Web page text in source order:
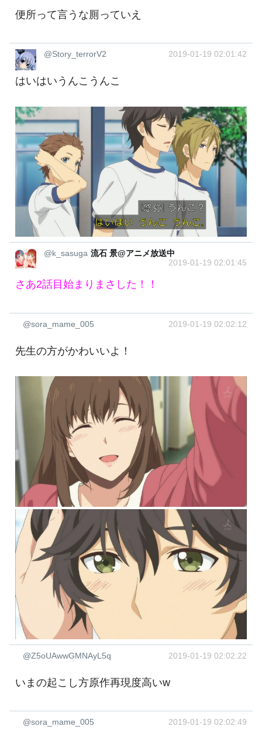
便所って言うな厠っていえ
@Story_terrorV2 2019-01-19 02:01:42
はいはいうんこうんこ
@k_sasuga 流石 景@アニメ放送中
2019-01-19 02:01:45
さあ2話目始まりまさした！！
@sora_mame_005 2019-01-19 02:02:12
先生の方がかわいいよ！
@Z5oUAwwGMNAyL5q 2019-01-19 02:02:22
いまの起こし方原作再現度高いw
@sora_mame_005 2019-01-19 02:02:49